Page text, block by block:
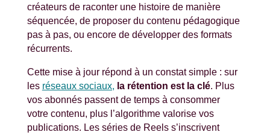
créateurs de raconter une histoire de manière
séquencée, de proposer du contenu pédagogique
pas à pas, ou encore de développer des formats
récurrents.
Cette mise à jour répond à un constat simple : sur
les réseaux sociaux, la rétention est la clé. Plus
vos abonnés passent de temps à consommer
votre contenu, plus l’algorithme valorise vos
publications. Les séries de Reels s’inscrivent